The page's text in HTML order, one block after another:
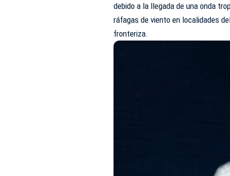
debido a la llegada de una onda
ráfagas de viento en localidades
fronteriza.